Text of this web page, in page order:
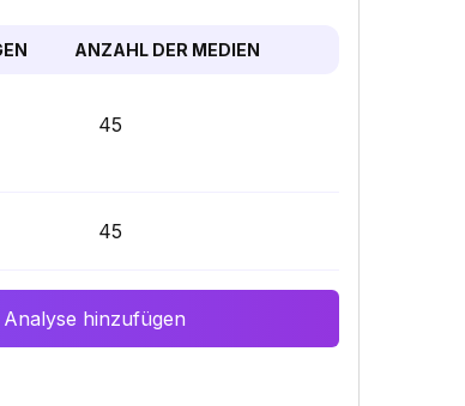
ANZAHL DER MEDIEN
45
45
hinzufügen